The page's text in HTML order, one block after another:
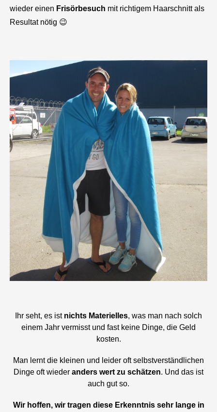
wieder einen Frisörbesuch mit richtigem Haarschnitt als
Resultat nötig 😉
Ihr seht, es ist nichts Materielles, was man nach solch
einem Jahr vermisst und fast keine Dinge, die Geld
kosten.
Man lernt die kleinen und leider oft selbstverständlichen
Dinge oft wieder anders wert zu schätzen. Und das ist
auch gut so.
Wir hoffen, wir tragen diese Erkenntnis sehr lange in